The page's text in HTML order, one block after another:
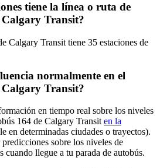
tiene la línea o ruta de
Transit?
Calgary Transit tiene 35 estaciones de
normalmente en el
Transit?
en tiempo real sobre los niveles
164 de Calgary Transit en la
en determinadas ciudades o trayectos).
sobre los niveles de
cuando llegue a tu parada de autobús.